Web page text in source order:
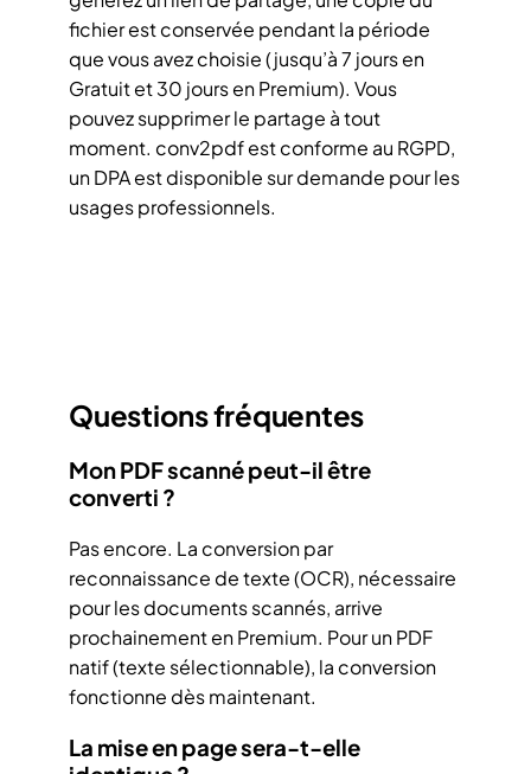
fichier est conservée pendant la période
que vous avez choisie (jusqu’à 7 jours en
Gratuit et 30 jours en Premium). Vous
pouvez supprimer le partage à tout
moment. conv2pdf est conforme au RGPD,
un DPA est disponible sur demande pour les
usages professionnels.
Questions fréquentes
Mon PDF scanné peut-il être
converti ?
Pas encore. La conversion par
reconnaissance de texte (OCR), nécessaire
pour les documents scannés, arrive
prochainement en Premium. Pour un PDF
natif (texte sélectionnable), la conversion
fonctionne dès maintenant.
La mise en page sera-t-elle